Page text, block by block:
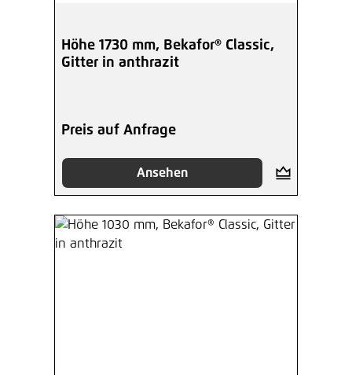
Höhe 1730 mm, Bekafor® Classic,
Gitter in anthrazit
Preis auf Anfrage
Ansehen